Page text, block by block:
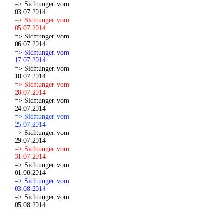
=> Sichtungen vom
03.07.2014
=> Sichtungen vom
05.07.2014
=> Sichtungen vom
06.07.2014
=> Sichtungen vom
17.07.2014
=> Sichtungen vom
18.07.2014
=> Sichtungen vom
20.07.2014
=> Sichtungen vom
24.07.2014
=> Sichtungen vom
25.07.2014
=> Sichtungen vom
29.07.2014
=> Sichtungen vom
31.07.2014
=> Sichtungen vom
01.08.2014
=> Sichtungen vom
03.08.2014
=> Sichtungen vom
05.08.2014